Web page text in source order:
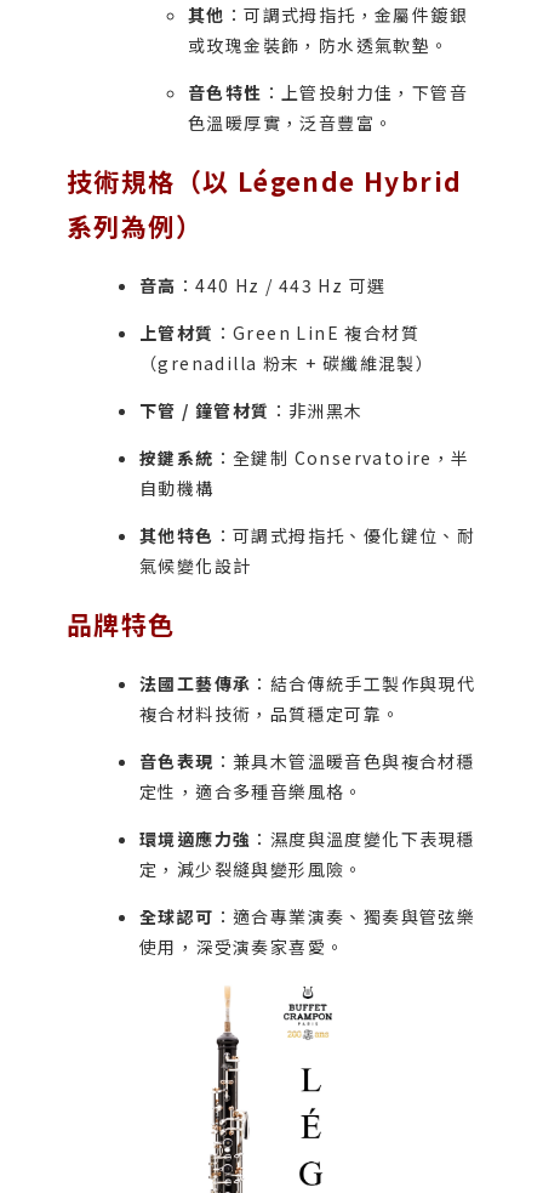
其他 ：可調式拇指托，金屬件鍍銀
或玫瑰金裝飾，防水透氣軟墊。
音色特性 ：上管投射力佳，下管音
色溫暖厚實，泛音豐富。
技術規格（以 Légende Hybrid
系列為例）
音高 ：440 Hz / 443 Hz 可選
上管材質 ：Green LinE 複合材質
（grenadilla 粉末 + 碳纖維混製）
下管 / 鐘管材質 ：非洲黑木
按鍵系統 ：全鍵制 Conservatoire，半
自動機構
其他特色 ：可調式拇指托、優化鍵位、耐
氣候變化設計
品牌特色
法國工藝傳承 ：結合傳統手工製作與現代
複合材料技術，品質穩定可靠。
音色表現 ：兼具木管溫暖音色與複合材穩
定性，適合多種音樂風格。
環境適應力強 ：濕度與溫度變化下表現穩
定，減少裂縫與變形風險。
全球認可 ：適合專業演奏、獨奏與管弦樂
使用，深受演奏家喜愛。